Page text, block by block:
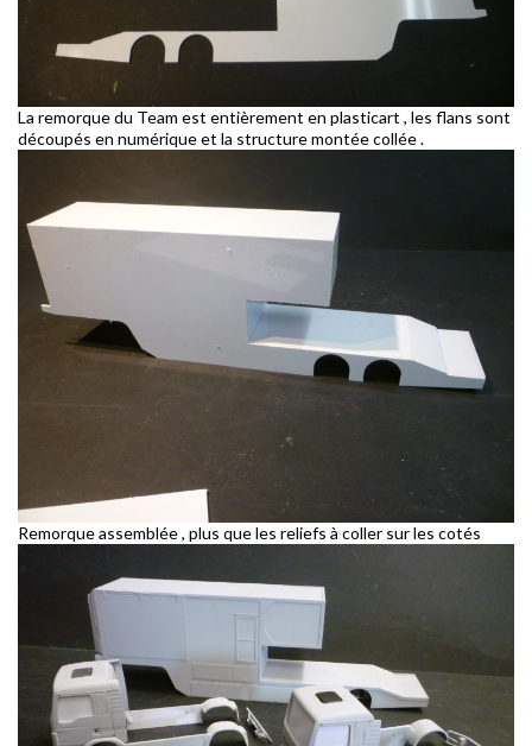
La remorque du Team est entièrement en plasticart , les flans sont
découpés en numérique et la structure montée collée .
Remorque assemblée , plus que les reliefs à coller sur les cotés